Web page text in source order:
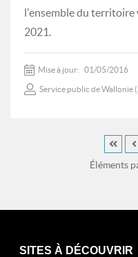
l'ensemble du
2021.
Mise à jour: 01/05/2016
Service public de Wallonie
Éléments
SITES À DÉCOUVRIR